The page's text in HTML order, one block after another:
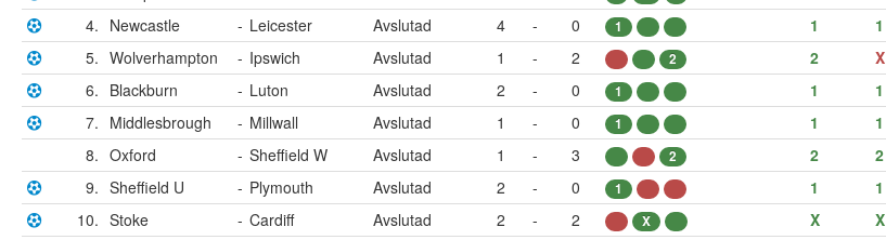
4. Newcastle - Leicester Avslutad 4 - 0 1 1 1
5. Wolverhampton - Ipswich Avslutad 1 - 2 2 2 X
6. Blackburn - Luton Avslutad 2 - 0 1 1 1
7. Middlesbrough - Millwall Avslutad 1 - 0 1 1 1
8. Oxford - Sheffield W Avslutad 1 - 3 2 2 2
9. Sheffield U - Plymouth Avslutad 2 - 0 1 1 1
10. Stoke - Cardiff Avslutad 2 - 2 X X X